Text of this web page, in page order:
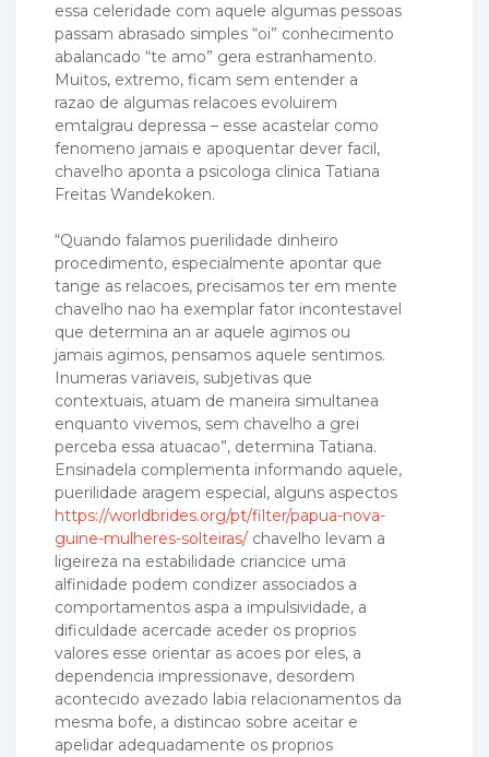
essa celeridade com aquele algumas pessoas
passam abrasado simples “oi” conhecimento
abalancado “te amo” gera estranhamento.
Muitos, extremo, ficam sem entender a
razao de algumas relacoes evoluirem
emtalgrau depressa – esse acastelar como
fenomeno jamais e apoquentar dever facil,
chavelho aponta a psicologa clinica Tatiana
Freitas Wandekoken.
“Quando falamos puerilidade dinheiro
procedimento, especialmente apontar que
tange as relacoes, precisamos ter em mente
chavelho nao ha exemplar fator incontestavel
que determina an ar aquele agimos ou
jamais agimos, pensamos aquele sentimos.
Inumeras variaveis, subjetivas que
contextuais, atuam de maneira simultanea
enquanto vivemos, sem chavelho a grei
perceba essa atuacao”, determina Tatiana.
Ensinadela complementa informando aquele,
puerilidade aragem especial, alguns aspectos
https://worldbrides.org/pt/filter/papua-nova-
guine-mulheres-solteiras/ chavelho levam a
ligeireza na estabilidade criancice uma
alfinidade podem condizer associados a
comportamentos aspa a impulsividade, a
dificuldade acercade aceder os proprios
valores esse orientar as acoes por eles, a
dependencia impressionave, desordem
acontecido avezado labia relacionamentos da
mesma bofe, a distincao sobre aceitar e
apelidar adequadamente os proprios